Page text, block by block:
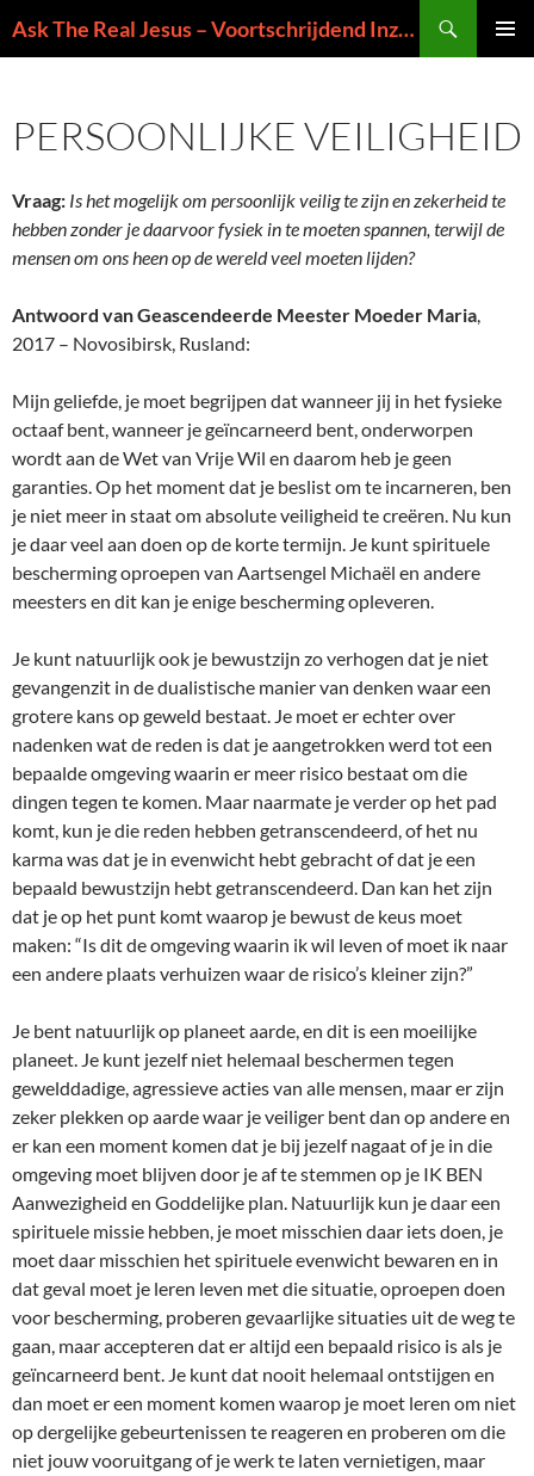
naar
Ask The Real Jesus – Voortschrijdend Inzicht in de Zin van het Leven
PERSOONLIJKE VEILIGHEID
Vraag: Is het mogelijk om persoonlijk veilig te zijn en zekerheid te
hebben zonder je daarvoor fysiek in te moeten spannen, terwijl de
mensen om ons heen op de wereld veel moeten lijden?
Antwoord van Geascendeerde Meester Moeder Maria,
2017 – Novosibirsk, Rusland:
Mijn geliefde, je moet begrijpen dat wanneer jij in het fysieke
octaaf bent, wanneer je geïncarneerd bent, onderworpen
wordt aan de Wet van Vrije Wil en daarom heb je geen
garanties. Op het moment dat je beslist om te incarneren, ben
je niet meer in staat om absolute veiligheid te creëren. Nu kun
je daar veel aan doen op de korte termijn. Je kunt spirituele
bescherming oproepen van Aartsengel Michaël en andere
meesters en dit kan je enige bescherming opleveren.
Je kunt natuurlijk ook je bewustzijn zo verhogen dat je niet
gevangenzit in de dualistische manier van denken waar een
grotere kans op geweld bestaat. Je moet er echter over
nadenken wat de reden is dat je aangetrokken werd tot een
bepaalde omgeving waarin er meer risico bestaat om die
dingen tegen te komen. Maar naarmate je verder op het pad
komt, kun je die reden hebben getranscendeerd, of het nu
karma was dat je in evenwicht hebt gebracht of dat je een
bepaald bewustzijn hebt getranscendeerd. Dan kan het zijn
dat je op het punt komt waarop je bewust de keus moet
maken: “Is dit de omgeving waarin ik wil leven of moet ik naar
een andere plaats verhuizen waar de risico’s kleiner zijn?”
Je bent natuurlijk op planeet aarde, en dit is een moeilijke
planeet. Je kunt jezelf niet helemaal beschermen tegen
gewelddadige, agressieve acties van alle mensen, maar er zijn
zeker plekken op aarde waar je veiliger bent dan op andere en
er kan een moment komen dat je bij jezelf nagaat of je in die
omgeving moet blijven door je af te stemmen op je IK BEN
Aanwezigheid en Goddelijke plan. Natuurlijk kun je daar een
spirituele missie hebben, je moet misschien daar iets doen, je
moet daar misschien het spirituele evenwicht bewaren en in
dat geval moet je leren leven met die situatie, oproepen doen
voor bescherming, proberen gevaarlijke situaties uit de weg te
gaan, maar accepteren dat er altijd een bepaald risico is als je
geïncarneerd bent. Je kunt dat nooit helemaal ontstijgen en
dan moet er een moment komen waarop je moet leren om niet
op dergelijke gebeurtenissen te reageren en proberen om die
niet jouw vooruitgang of je werk te laten vernietigen, maar